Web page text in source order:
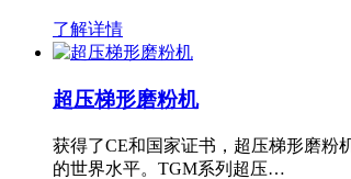
了解详情
超压梯形磨粉机
获得了CE和国家证书，超压梯形磨粉
的世界水平。TGM系列超压…